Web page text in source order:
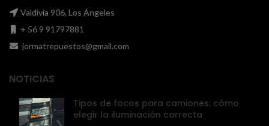
Valdivia 906, Los Ángeles
+ 56 9 91797881
jormatrepuestos@gmail.com
NOTICIAS
Tipos de focos para camiones: cómo
elegir la iluminación correcta